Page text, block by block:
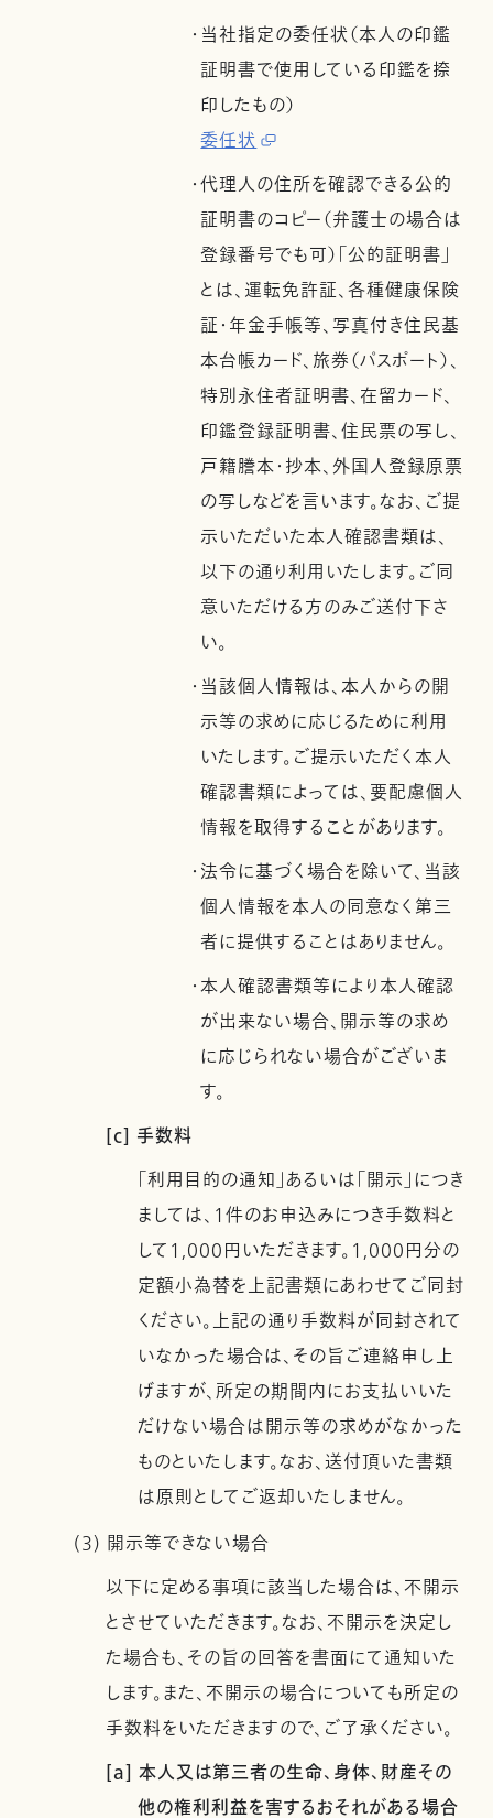
・当社指定の委任状（本人の印鑑
証明書で使用している印鑑を捺
印したもの）
委任状
・代理人の住所を確認できる公的
証明書のコピー（弁護士の場合は
登録番号でも可）「公的証明書」
とは、運転免許証、各種健康保険
証・年金手帳等、写真付き住民基
本台帳カード、旅券（パスポート）、
特別永住者証明書、在留カード、
印鑑登録証明書、住民票の写し、
戸籍謄本・抄本、外国人登録原票
の写しなどを言います。なお、ご提
示いただいた本人確認書類は、
以下の通り利用いたします。ご同
意いただける方のみご送付下さ
い。
・当該個人情報は、本人からの開
示等の求めに応じるために利用
いたします。ご提示いただく本人
確認書類によっては、要配慮個人
情報を取得することがあります。
・法令に基づく場合を除いて、当該
個人情報を本人の同意なく第三
者に提供することはありません。
・本人確認書類等により本人確認
が出来ない場合、開示等の求め
に応じられない場合がございま
す。
[c] 手数料
「利用目的の通知」あるいは「開示」につき
ましては、1件のお申込みにつき手数料と
して1,000円いただきます。1,000円分の
定額小為替を上記書類にあわせてご同封
ください。上記の通り手数料が同封されて
いなかった場合は、その旨ご連絡申し上
げますが、所定の期間内にお支払いいた
だけない場合は開示等の求めがなかった
ものといたします。なお、送付頂いた書類
は原則としてご返却いたしません。
(3) 開示等できない場合
以下に定める事項に該当した場合は、不開示
とさせていただきます。なお、不開示を決定し
た場合も、その旨の回答を書面にて通知いた
します。また、不開示の場合についても所定の
手数料をいただきますので、ご了承ください。
[a] 本人又は第三者の生命、身体、財産その
他の権利利益を害するおそれがある場合